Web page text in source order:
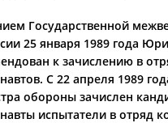
Государственной
25 января 1989 года
к зачислению в
С 22 апреля 1989
обороны зачислен
испытатели в отряд